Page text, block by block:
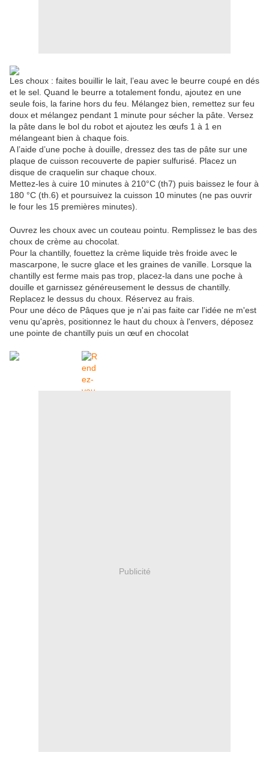
Les choux : faites bouillir le lait, l’eau avec le beurre coupé en dés
et le sel. Quand le beurre a totalement fondu, ajoutez en une
seule fois, la farine hors du feu. Mélangez bien, remettez sur feu
doux et mélangez pendant 1 minute pour sécher la pâte. Versez
la pâte dans le bol du robot et ajoutez les œufs 1 à 1 en
mélangeant bien à chaque fois.
A l’aide d’une poche à douille, dressez des tas de pâte sur une
plaque de cuisson recouverte de papier sulfurisé. Placez un
disque de craquelin sur chaque choux.
Mettez-les à cuire 10 minutes à 210°C (th7) puis baissez le four à
180 °C (th.6) et poursuivez la cuisson 10 minutes (ne pas ouvrir
le four les 15 premières minutes).
Ouvrez les choux avec un couteau pointu. Remplissez le bas des
choux de crème au chocolat.
Pour la chantilly, fouettez la crème liquide très froide avec le
mascarpone, le sucre glace et les graines de vanille. Lorsque la
chantilly est ferme mais pas trop, placez-la dans une poche à
douille et garnissez généreusement le dessus de chantilly.
Replacez le dessus du choux. Réservez au frais.
Pour une déco de Pâques que je n'ai pas faite car l'idée ne m'est
venu qu'après, positionnez le haut du choux à l'envers, déposez
une pointe de chantilly puis un œuf en chocolat
Publicité